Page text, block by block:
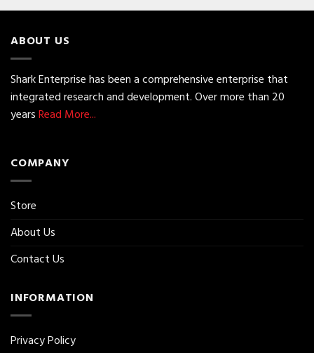
ABOUT US
Shark Enterprise has been a comprehensive enterprise that
integrated research and development. Over more than 20
yearsRead More...
COMPANY
Store
About Us
Contact Us
INFORMATION
Privacy Policy